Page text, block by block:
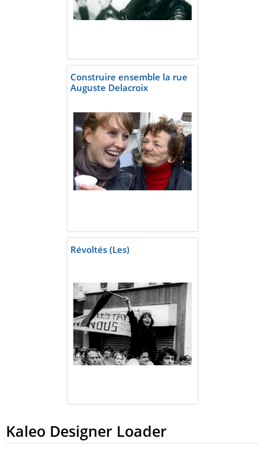
Construire ensemble la rue
Auguste Delacroix
Révoltés (Les)
Kaleo Designer Loader